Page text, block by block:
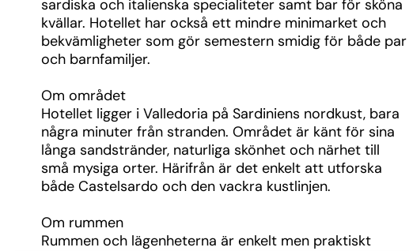
sardiska och italienska specialiteter samt bar för sköna
kvällar. Hotellet har också ett mindre minimarket och
bekvämligheter som gör semestern smidig för både par
och barnfamiljer.
Om området
Hotellet ligger i Valledoria på Sardiniens nordkust, bara
några minuter från stranden. Området är känt för sina
långa sandstränder, naturliga skönhet och närhet till
små mysiga orter. Härifrån är det enkelt att utforska
både Castelsardo och den vackra kustlinjen.
Om rummen
Rummen och lägenheterna är enkelt men praktiskt